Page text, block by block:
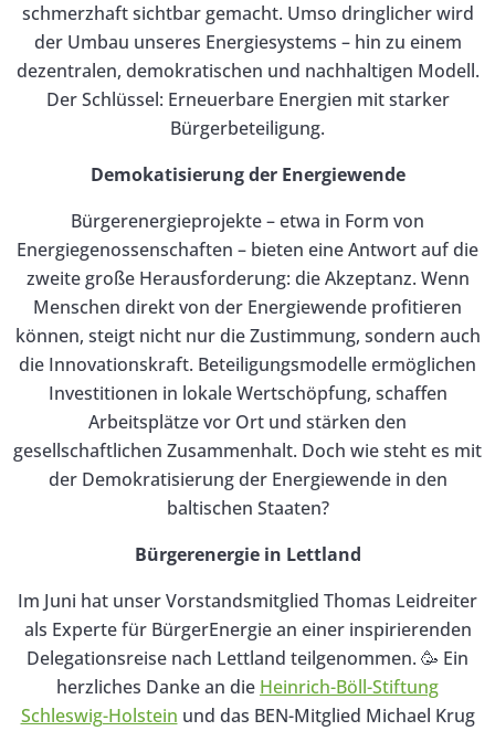
schmerzhaft sichtbar gemacht. Umso dringlicher wird
der Umbau unseres Energiesystems – hin zu einem
dezentralen, demokratischen und nachhaltigen Modell.
Der Schlüssel: Erneuerbare Energien mit starker
Bürgerbeteiligung.
Demokatisierung der Energiewende
Bürgerenergieprojekte – etwa in Form von
Energiegenossenschaften – bieten eine Antwort auf die
zweite große Herausforderung: die Akzeptanz. Wenn
Menschen direkt von der Energiewende profitieren
können, steigt nicht nur die Zustimmung, sondern auch
die Innovationskraft. Beteiligungsmodelle ermöglichen
Investitionen in lokale Wertschöpfung, schaffen
Arbeitsplätze vor Ort und stärken den
gesellschaftlichen Zusammenhalt. Doch wie steht es mit
der Demokratisierung der Energiewende in den
baltischen Staaten?
Bürgerenergie in Lettland
Im Juni hat unser Vorstandsmitglied Thomas Leidreiter
als Experte für BürgerEnergie an einer inspirierenden
Delegationsreise nach Lettland teilgenommen. 🥳 Ein
herzliches Danke an die Heinrich-Böll-Stiftung
Schleswig-Holstein und das BEN-Mitglied Michael Krug